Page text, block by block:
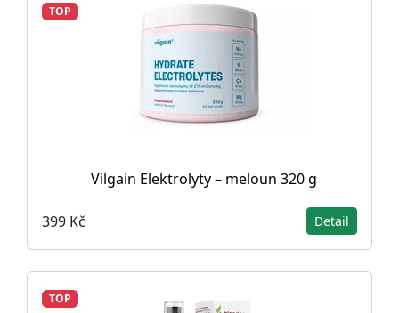
TOP
Vilgain Elektrolyty – meloun 320 g
399 Kč Detail
TOP